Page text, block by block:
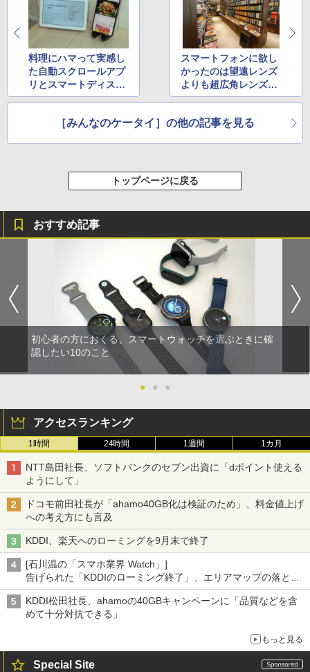
料理にハマって実感し
た自動スクロールアプ
リとスマートディスプ
レイの便利さ
スマートフォンに欲し
かったのは望遠レンズ
よりも超広角レンズだ
った
［みんなのケータイ］の他の記事を見る
トップページに戻る
おすすめ記事
初心者の方におくる、スマートウォッチを選ぶときに確
認したい10のこと
● ● ●
アクセスランキング
1時間 24時間 1週間 1カ月
NTT島田社長、ソフトバンクのセブン出資に「dポイント使える
ようにして」
ドコモ前田社長が「ahamo40GB化は検証のため」、料金値上げ
への考え方にも言及
KDDI、楽天へのローミングを9月末で終了
[石川温の「スマホ業界 Watch」]
告げられた「KDDIのローミング終了」、エリアマップの落とし
穴と楽天モバイルの課題
KDDI松田社長、ahamoの40GBキャンペーンに「品質などを含
めて十分対抗できる」
もっと見る
Special Site